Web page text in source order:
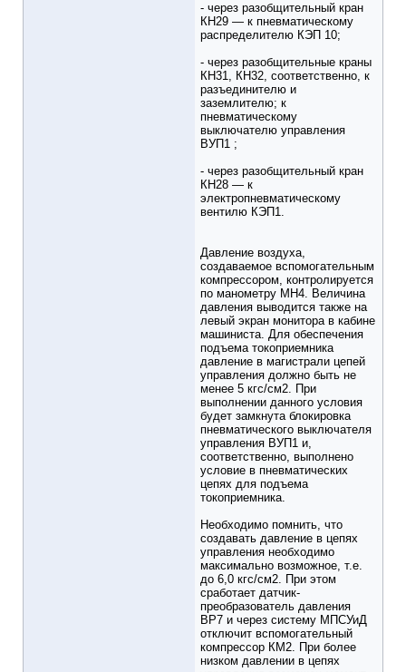
- через разобщительный кран
КН29 — к пневматическому
распределителю КЭП 10;
- через разобщительные краны
КН31, КН32, соответственно, к
разъединителю и
заземлителю; к
пневматическому
выключателю управления
ВУП1 ;
- через разобщительный кран
КН28 — к
электропневматическому
вентилю КЭП1.
Давление воздуха,
создаваемое вспомогательным
компрессором, контролируется
по манометру МН4. Величина
давления выводится также на
левый экран монитора в кабине
машиниста. Для обеспечения
подъема токоприемника
давление в магистрали цепей
управления должно быть не
менее 5 кгс/см2. При
выполнении данного условия
будет замкнута блокировка
пневматического выключателя
управления ВУП1 и,
соответственно, выполнено
условие в пневматических
цепях для подъема
токоприемника.
Необходимо помнить, что
создавать давление в цепях
управления необходимо
максимально возможное, т.е.
до 6,0 кгс/см2. При этом
сработает датчик-
преобразователь давления
ВР7 и через систему МПСУиД
отключит вспомогательный
компрессор КМ2. При более
низком давлении в цепях